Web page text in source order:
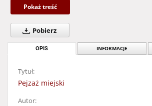
Pokaż treść
Pobierz
OPIS INFORMACJE
Tytuł:
Pejzaż miejski
Autor: